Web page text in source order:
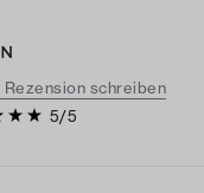
Rezension schreiben
5/5